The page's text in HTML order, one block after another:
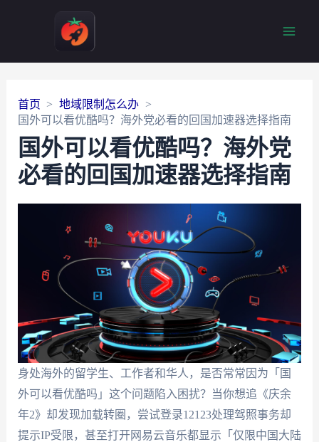
首页
地域限制怎么办
国外可以看优酷吗？海外党必看的回国加速器选择指南
国外可以看优酷吗？海外党
必看的回国加速器选择指南
身处海外的留学生、工作者和华人，是否常常因为「国
外可以看优酷吗」这个问题陷入困扰？当你想追《庆余
年2》却发现加载转圈，尝试登录12123处理驾照事务却
提示IP受限，甚至打开网易云音乐都显示「仅限中国大陆